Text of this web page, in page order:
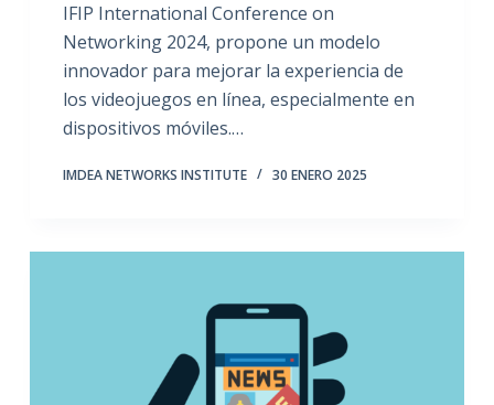
IFIP International Conference on
Networking 2024, propone un modelo
innovador para mejorar la experiencia de
los videojuegos en línea, especialmente en
dispositivos móviles.…
IMDEA NETWORKS INSTITUTE 30 ENERO 2025